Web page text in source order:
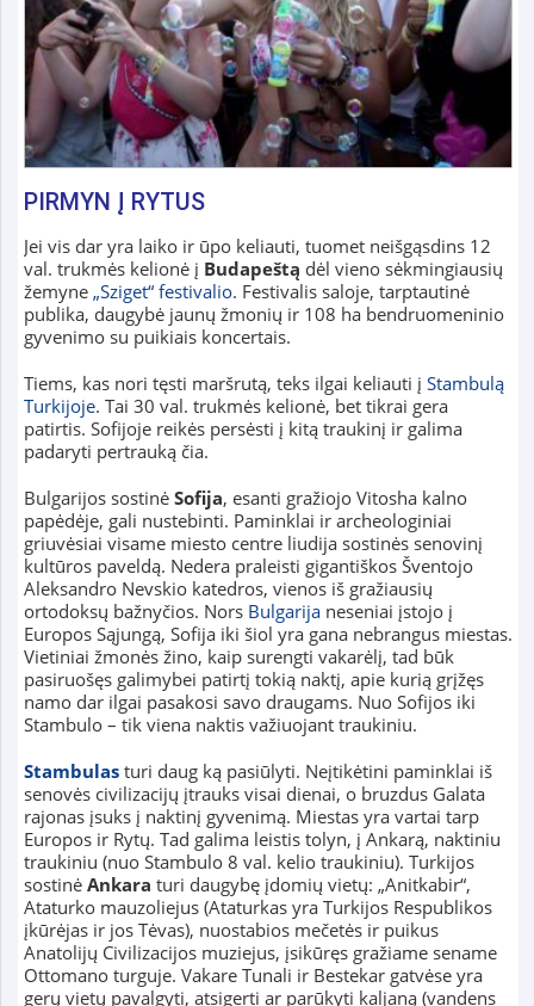
PIRMYN Į RYTUS
Jei vis dar yra laiko ir ūpo keliauti, tuomet neišgąsdins 12
val. trukmės kelionė į Budapeštą dėl vieno sėkmingiausių
žemyne „Sziget“ festivalio. Festivalis saloje, tarptautinė
publika, daugybė jaunų žmonių ir 108 ha bendruomeninio
gyvenimo su puikiais koncertais.
Tiems, kas nori tęsti maršrutą, teks ilgai keliauti į Stambulą
Turkijoje. Tai 30 val. trukmės kelionė, bet tikrai gera
patirtis. Sofijoje reikės persėsti į kitą traukinį ir galima
padaryti pertrauką čia.
Bulgarijos sostinė Sofija, esanti gražiojo Vitosha kalno
papėdėje, gali nustebinti. Paminklai ir archeologiniai
griuvėsiai visame miesto centre liudija sostinės senovinį
kultūros paveldą. Nedera praleisti gigantiškos Šventojo
Aleksandro Nevskio katedros, vienos iš gražiausių
ortodoksų bažnyčios. Nors Bulgarijaneseniai įstojo į
Europos Sąjungą, Sofija iki šiol yra gana nebrangus miestas.
Vietiniai žmonės žino, kaip surengti vakarėlį, tad būk
pasiruošęs galimybei patirtį tokią naktį, apie kurią grįžęs
namo dar ilgai pasakosi savo draugams. Nuo Sofijos iki
Stambulo – tik viena naktis važiuojant traukiniu.
Stambulasturi daug ką pasiūlyti. Neįtikėtini paminklai iš
senovės civilizacijų įtrauks visai dienai, o bruzdus Galata
rajonas įsuks į naktinį gyvenimą. Miestas yra vartai tarp
Europos ir Rytų. Tad galima leistis tolyn, į Ankarą, naktiniu
traukiniu (nuo Stambulo 8 val. kelio traukiniu). Turkijos
sostinė Ankara turi daugybę įdomių vietų: „Anitkabir“,
Ataturko mauzoliejus (Ataturkas yra Turkijos Respublikos
įkūrėjas ir jos Tėvas), nuostabios mečetės ir puikus
Anatolijų Civilizacijos muziejus, įsikūręs gražiame sename
Ottomano turguje. Vakare Tunali ir Bestekar gatvėse yra
gerų vietų pavalgyti, atsigerti ar parūkyti kaljaną (vandens